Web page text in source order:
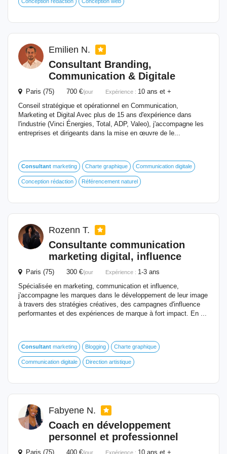
Emilien N.
Consultant Branding,
Communication & Digitale
Paris (75) 700 €/jour Expérience : 10 ans et +
Conseil stratégique et opérationnel en Communication,
Marketing et Digital Avec plus de 15 ans d'expérience dans
l'industrie (Vinci Énergies, Total, ADP, Valeo), j'accompagne les
entreprises et dirigeants dans la mise en œuvre de le...
Consultant marketing Charte graphique Communication digitale
Conception rédaction Référencement naturel
Rozenn T.
Consultante communication
marketing digital, influence
Paris (75) 300 €/jour Expérience : 1-3 ans
Spécialisée en marketing, communication et influence,
j'accompagne les marques dans le développement de leur image
à travers des stratégies créatives, des campagnes d'influence
performantes et des expériences de marque à fort impact. En ...
Consultant marketing Blogging Charte graphique
Communication digitale Direction artistique
Fabyene N.
Coach en développement
personnel et professionnel
Paris (75) 400 €/jour Expérience : 10 ans et +